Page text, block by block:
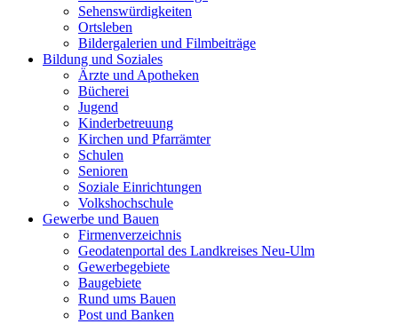
Sehenswürdigkeiten
Ortsleben
Bildergalerien und Filmbeiträge
Bildung und Soziales
Ärzte und Apotheken
Bücherei
Jugend
Kinderbetreuung
Kirchen und Pfarrämter
Schulen
Senioren
Soziale Einrichtungen
Volkshochschule
Gewerbe und Bauen
Firmenverzeichnis
Geodatenportal des Landkreises Neu-Ulm
Gewerbegebiete
Baugebiete
Rund ums Bauen
Post und Banken